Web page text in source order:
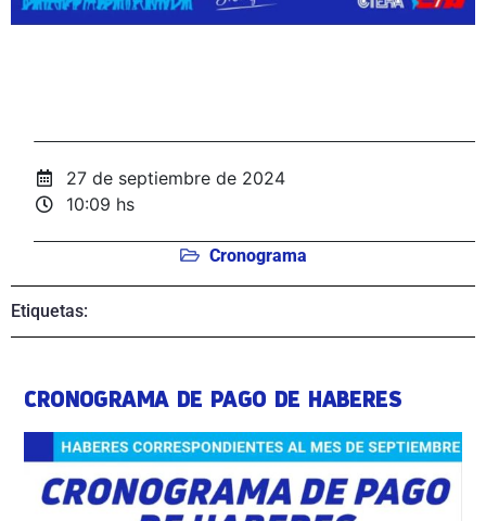
27 de septiembre de 2024
10:09 hs
Cronograma
Etiquetas:
CRONOGRAMA DE PAGO DE HABERES